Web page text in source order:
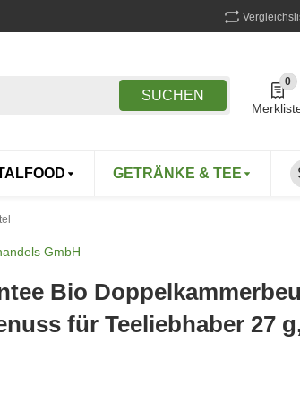
SUCHEN
0
0
GETRÄNKE & TEE
GmbH
Bio
für Teeliebhaber 27